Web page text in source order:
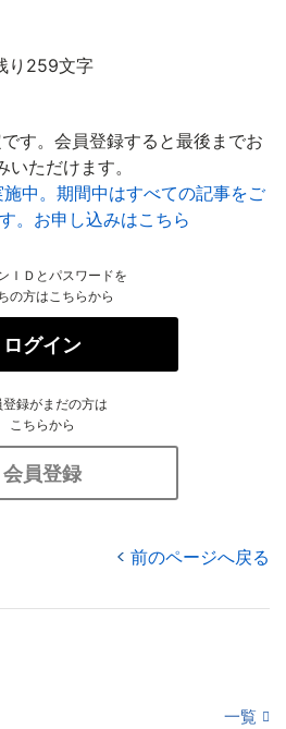
り259文字
す。会員登録すると最後までお
いただけます。
中。期間中はすべての記事をご
。お申し込みはこちら
ＩＤとパスワードを
の方はこちらから
ログイン
登録がまだの方は
こちらから
会員登録
前のページへ戻る
一覧